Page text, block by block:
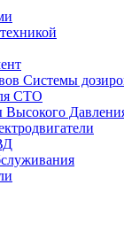
Системы
СТО
Высокого